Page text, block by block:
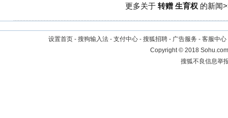
更多关于 转赠 生育权 的新闻
设置首页 - 搜狗输入法 - 支付中心 - 搜狐招聘 - 广告服务 - 客服中心
Copyright©2018
搜狐不良信息举